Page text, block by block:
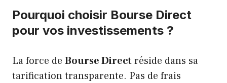
Pourquoi choisir Bourse Direct
pour vos investissements ?
La force de Bourse Directréside dans sa
tarification transparente. Pas de frais